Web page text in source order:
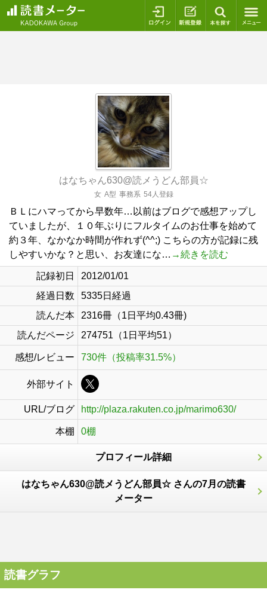
ログイン 新規登録
はなちゃん630@読メうどん部員☆
女 A型 事務系 54人登録
ＢＬにハマってから早数年…以前はブログで感想アップし
ていましたが、１０年ぶりにフルタイムのお仕事を始めて
約３年、なかなか時間が作れず(^^;) こちらの方が記録に残
しやすいかな？と思い、お友達にな… →続きを読む
記録初日
2012/01/01
経過日数
5335日経過
読んだ本
2316冊（1日平均0.43冊)
読んだページ
274751（1日平均51）
感想/レビュー 730件（投稿率31.5%）
外部サイト
URL/ブログ http://plaza.rakuten.co.jp/marimo630/
本棚 0棚
プロフィール詳細
はなちゃん630@読メうどん部員☆ さんの7月の読書
メーター
読書グラフ